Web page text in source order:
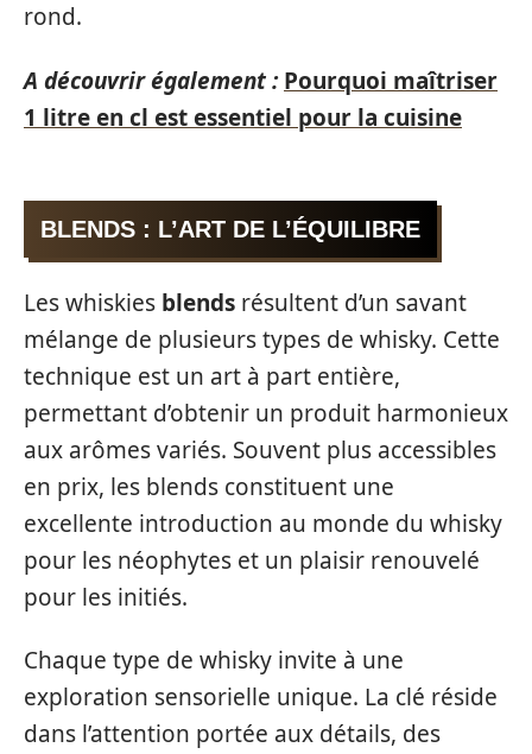
rond.
A découvrir également : Pourquoi maîtriser
1 litre en cl est essentiel pour la cuisine
BLENDS : L’ART DE L’ÉQUILIBRE
Les whiskies blends résultent d’un savant
mélange de plusieurs types de whisky. Cette
technique est un art à part entière,
permettant d’obtenir un produit harmonieux
aux arômes variés. Souvent plus accessibles
en prix, les blends constituent une
excellente introduction au monde du whisky
pour les néophytes et un plaisir renouvelé
pour les initiés.
Chaque type de whisky invite à une
exploration sensorielle unique. La clé réside
dans l’attention portée aux détails, des